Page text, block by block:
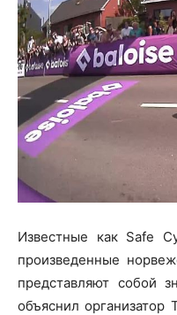
Известные как Safe
произведенные
представляют собой
объяснил